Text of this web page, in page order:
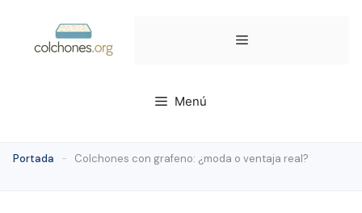
contenido
Menú
Menú
Portada - Colchones con grafeno: ¿moda o ventaja real?